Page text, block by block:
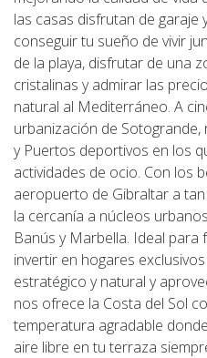
las casas disfrutan de
conseguir tu sueño de vivir
de la playa, disfrutar de una
cristalinas y admirar las
natural al Mediterráneo. A
urbanización de
y Puertos deportivos en los
actividades de ocio. Con los
aeropuerto de Gibraltar a
la cercanía a núcleos
Banús y Marbella. Ideal para
invertir en hogares
estratégico y natural y
nos ofrece la Costa del Sol
temperatura agradable
aire libre en tu terraza